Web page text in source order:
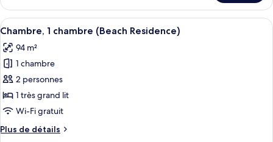
chambres
(Beach
Residence)
le
type
de
Villa,
3
(Beach
Residence)
Afficher
toutes
les
photos
pour
ce
type
chambre :
Une chambre à coucher avec un
5
Chambre, 1 chambre (Beach Residence)
94 m²
1 chambre
2 personnes
1 très grand lit
Wi-Fi gratuit
Plus de détails
Plus